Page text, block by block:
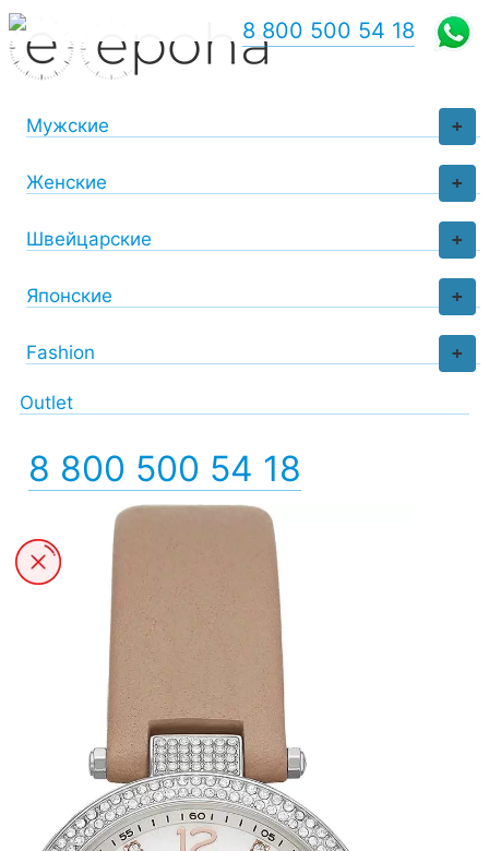
+
Мужские
+
Женские
+
Швейцарские
+
Японские
+
Fashion
Outlet
8 800 500 54 18
8 800 500 54 18